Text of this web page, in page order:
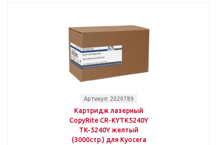
Артикул: 2020789
Картридж лазерный
CopyRite CR-KYTK5240Y
TK-5240Y желтый
(3000стр.) для Kyocera